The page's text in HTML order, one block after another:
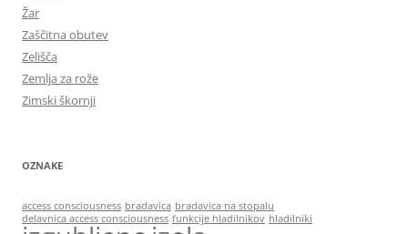
Žar
Zaščitna obutev
Zelišča
Zemlja za rože
Zimski škornji
OZNAKE
access consciousness bradavica bradavica na stopalu
delavnica access consciousness funkcije hladilnikov hladilniki